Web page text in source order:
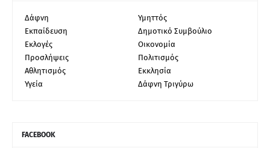
Δάφνη
Υμηττός
Εκπαίδευση
Δημοτικό Συμβούλιο
Εκλογές
Οικονομία
Προσλήψεις
Πολιτισμός
Αθλητισμός
Εκκλησία
Υγεία
Δάφνη Τριγύρω
FACEBOOK